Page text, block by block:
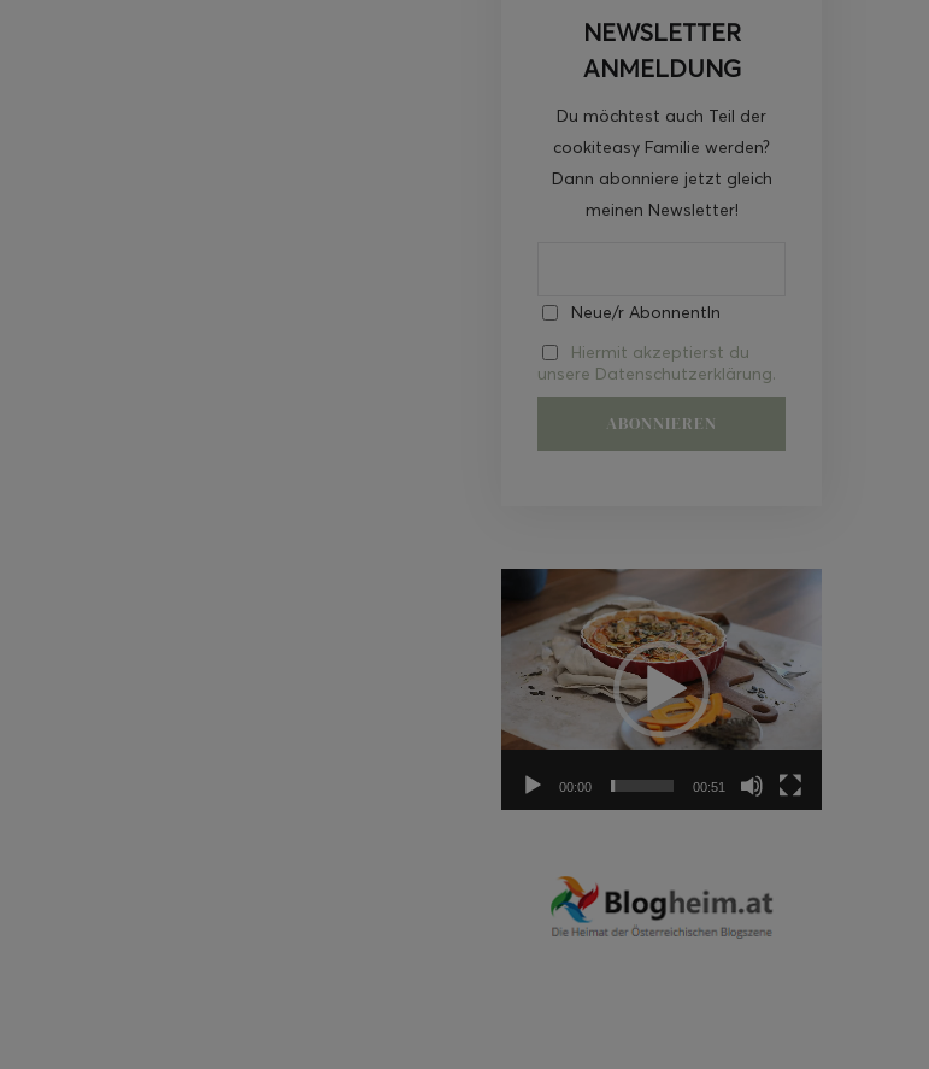
NEWSLETTER
ANMELDUNG
Du möchtest auch Teil der
cookiteasy Familie werden?
Dann abonniere jetzt gleich
meinen Newsletter!
Neue/r AbonnentIn
Hiermit akzeptierst du
unsere Datenschutzerklärung.
Video-
Player
00:00 00:51